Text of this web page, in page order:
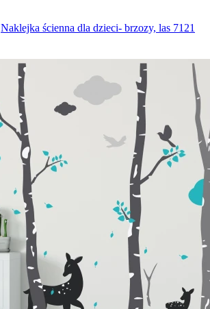
Naklejka ścienna dla dzieci- brzozy, las 7121